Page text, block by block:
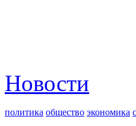
Новости
политика общество экономика